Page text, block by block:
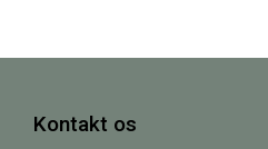
Kontakt os